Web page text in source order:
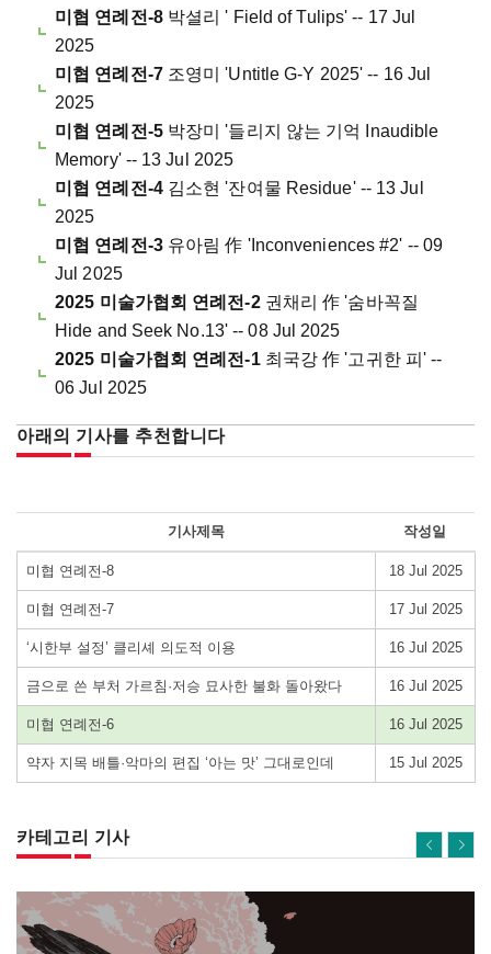
미협 연례전-8박셜리 ' Field of Tulips' -- 17 Jul
2025
미협 연례전-7조영미 'Untitle G-Y 2025' -- 16 Jul
2025
미협 연례전-5박장미 '들리지 않는 기억 Inaudible
Memory' -- 13 Jul 2025
미협 연례전-4김소현 '잔여물 Residue' -- 13 Jul
2025
미협 연례전-3유아림 作 'Inconveniences #2' -- 09
Jul 2025
2025 미술가협회 연례전-2권채리 作 '숨바꼭질
Hide and Seek No.13' -- 08 Jul 2025
2025 미술가협회 연례전-1최국강 作 '고귀한 피' --
06 Jul 2025
아래의 기사를 추천합니다
기사제목 작성일
미협 연례전-8 18 Jul 2025
미협 연례전-7 17 Jul 2025
‘시한부 설정’ 클리셰 의도적 이용 16 Jul 2025
금으로 쓴 부처 가르침·저승 묘사한 불화 돌아왔다 16 Jul 2025
미협 연례전-6 16 Jul 2025
약자 지목 배틀·악마의 편집 ‘아는 맛’ 그대로인데 15 Jul 2025
카테고리 기사